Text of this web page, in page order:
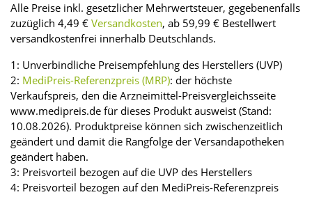
Alle Preise inkl. gesetzlicher Mehrwertsteuer, gegebenenfalls
zuzüglich 4,49 € Versandkosten, ab 59,99 € Bestellwert
versandkostenfrei innerhalb Deutschlands.
1: Unverbindliche Preisempfehlung des Herstellers (UVP)
2: MediPreis-Referenzpreis (MRP): der höchste
Verkaufspreis, den die Arzneimittel-Preisvergleichsseite
www.medipreis.de für dieses Produkt ausweist (Stand:
10.08.2026). Produktpreise können sich zwischenzeitlich
geändert und damit die Rangfolge der Versandapotheken
geändert haben.
3: Preisvorteil bezogen auf die UVP des Herstellers
4: Preisvorteil bezogen auf den MediPreis-Referenzpreis